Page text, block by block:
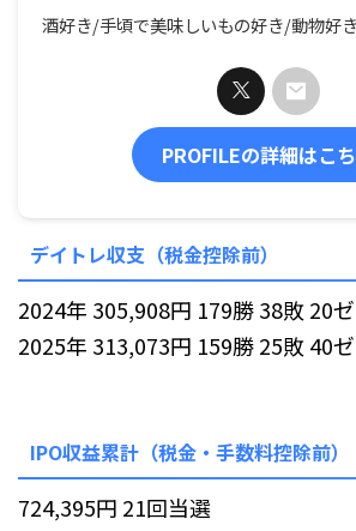
酒好き/手頃で美味しいもの好き/動物好き
PROFILEの詳細はこ
デイトレ収支（税金控除前）
2024年 305,908円 179勝 38敗 20
2025年 313,073円 159勝 25敗 40
IPO収益累計（税金・手数料控除前）
724,395円 21回当選